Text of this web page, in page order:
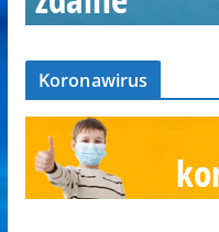
Koronawirus